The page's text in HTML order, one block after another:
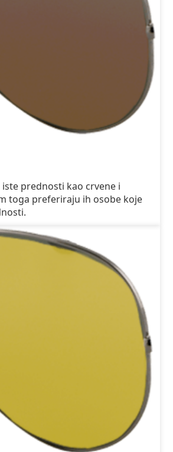
iste prednosti kao crvene i
toga preferiraju ih osobe koje